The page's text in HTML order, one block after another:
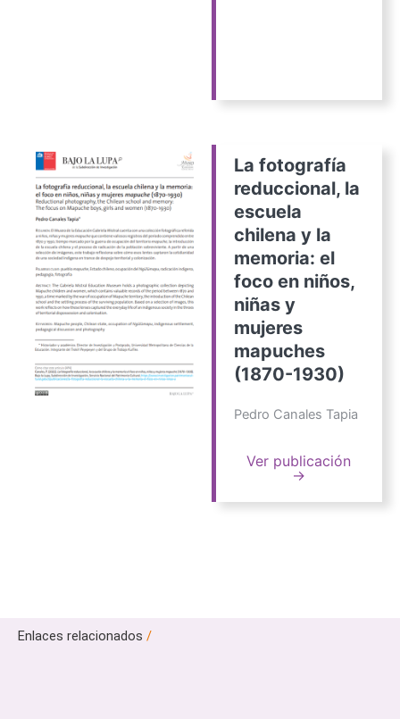
La fotografía
reduccional, la
escuela
chilena y la
memoria: el
foco en niños,
niñas y
mujeres
mapuches
(1870-1930)
Pedro Canales Tapia
Ver publicación
→
Enlaces relacionados /